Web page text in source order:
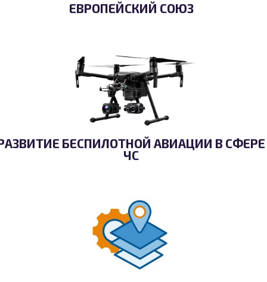
ЕВРОПЕЙСКИЙ СОЮЗ
БЕСПИЛОТНОЙ АВИАЦИИ В СФЕРЕ
ЧС